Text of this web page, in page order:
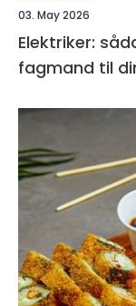
03. May 2026
Elektriker:
fagmand til